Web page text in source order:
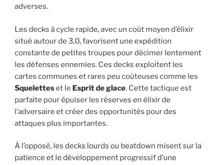
adverses.
Les decks à cycle rapide, avec un coût moyen d’élixir
situé autour de 3,0, favorisent une expédition
constante de petites troupes pour décimer lentement
les défenses ennemies. Ces decks exploitent les
cartes communes et rares peu coûteuses comme les
Squeletteset le Esprit de glace. Cette tactique est
parfaite pour épuiser les réserves en élixir de
l’adversaire et créer des opportunités pour des
attaques plus importantes.
À l’opposé, les decks lourds ou beatdown misent sur la
patience et le développement progressif d’une